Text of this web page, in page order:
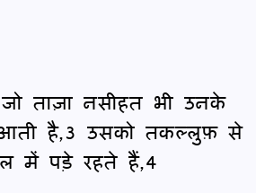
ताज़ा नसीहत भी उनके
है,3 उसको तकल्लुफ़ से
में पड़े रहते हैं,4